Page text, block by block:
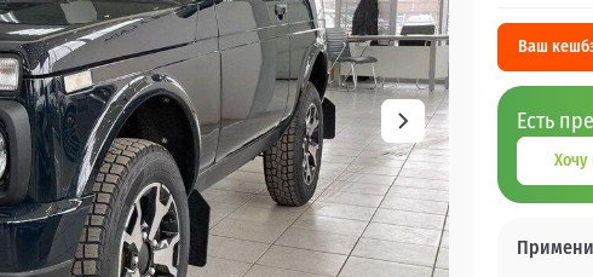
Ваш
Есть
Хочу